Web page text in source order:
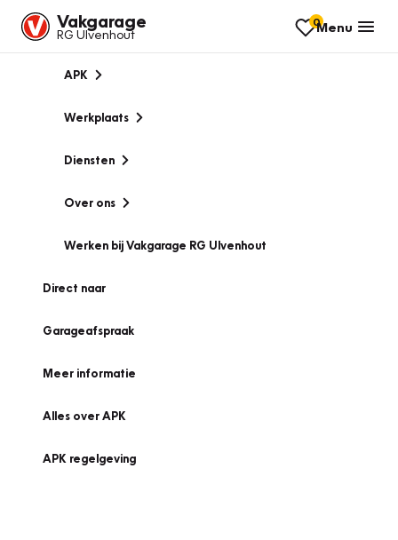
Vakgarage
RG Ulvenhout
0Menu
APK
Werkplaats
Diensten
Over ons
Werken bij Vakgarage RG Ulvenhout
Direct naar
Garageafspraak
Meer informatie
Alles over APK
APK regelgeving